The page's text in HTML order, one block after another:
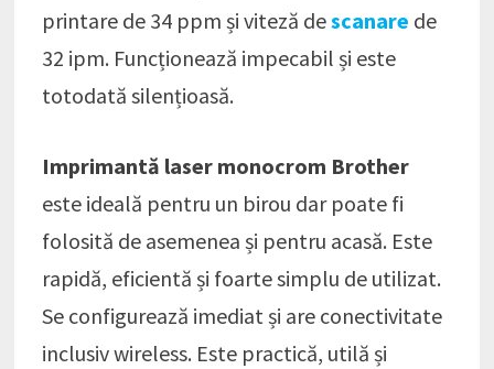
printare de 34 ppm și viteză descanare de
32 ipm. Funcționează impecabil și este
totodată silențioasă.
Imprimantă laser monocrom Brother
este ideală pentru un birou dar poate fi
folosită de asemenea și pentru acasă. Este
rapidă, eficientă și foarte simplu de utilizat.
Se configurează imediat și are conectivitate
inclusiv wireless. Este practică, utilă și